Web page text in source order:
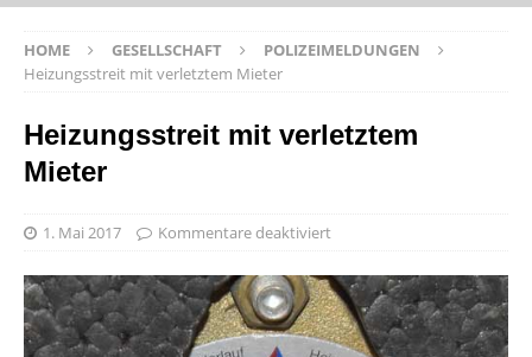
HOME GESELLSCHAFT
POLIZEIMELDUNGEN
Heizungsstreit mit verletztem Mieter
Heizungsstreit mit verletztem
Mieter
1. Mai 2017 Kommentare deaktiviert